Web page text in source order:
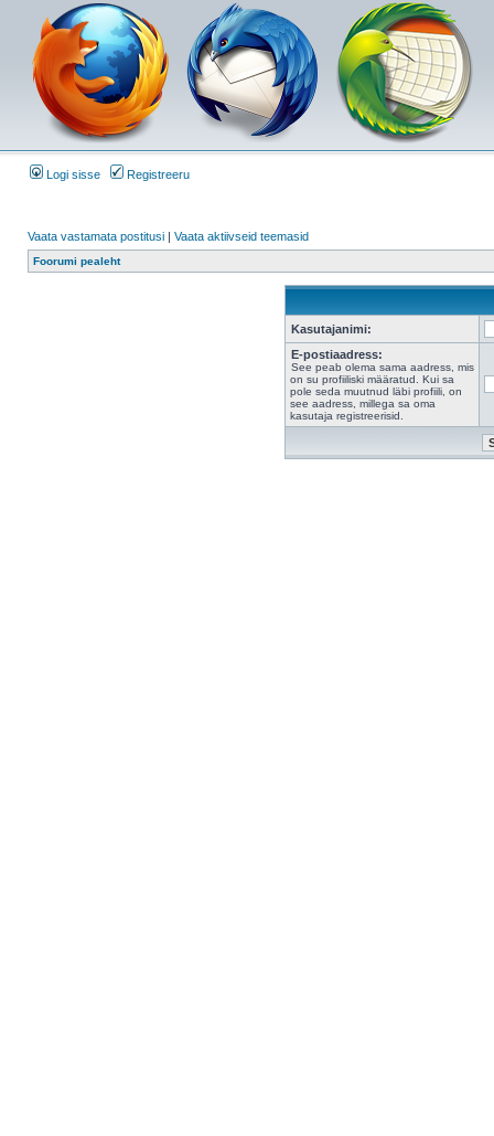
Logi sisse Registreeru
Vaata vastamata postitusi | Vaata aktiivseid teemasid
Foorumi pealeht
Kasutajanimi:
E-postiaadress:
See peab olema sama aadress, mis
on su profiiliski määratud. Kui sa
pole seda muutnud läbi profiili, on
see aadress, millega sa oma
kasutaja registreerisid.